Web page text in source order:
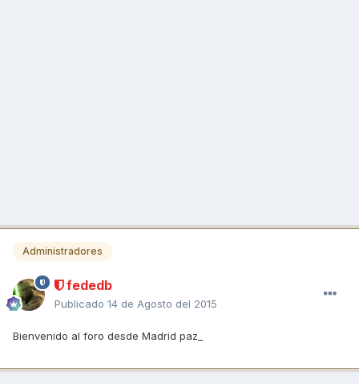
Administradores
fededb
Publicado 14 de Agosto del 2015
Bienvenido al foro desde Madrid paz_